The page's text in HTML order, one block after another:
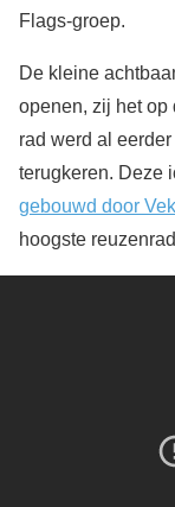
Flags-groep.
De kleine
openen, zij het op
rad werd al
terugkeren. Deze
gebouwd door
hoogste